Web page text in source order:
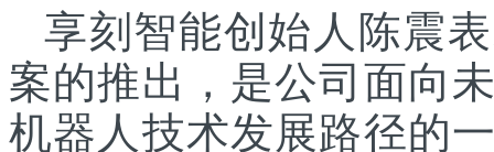
享刻智能创始人陈震
案的推出，是公司面向
机器人技术发展路径的